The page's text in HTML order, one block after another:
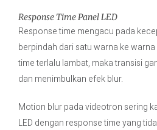
Response Time Panel LED
Response time mengacu pada
berpindah dari satu warna ke
time terlalu lambat, maka transisi
dan menimbulkan efek blur.
Motion blur pada videotron sering
LED dengan response time yang